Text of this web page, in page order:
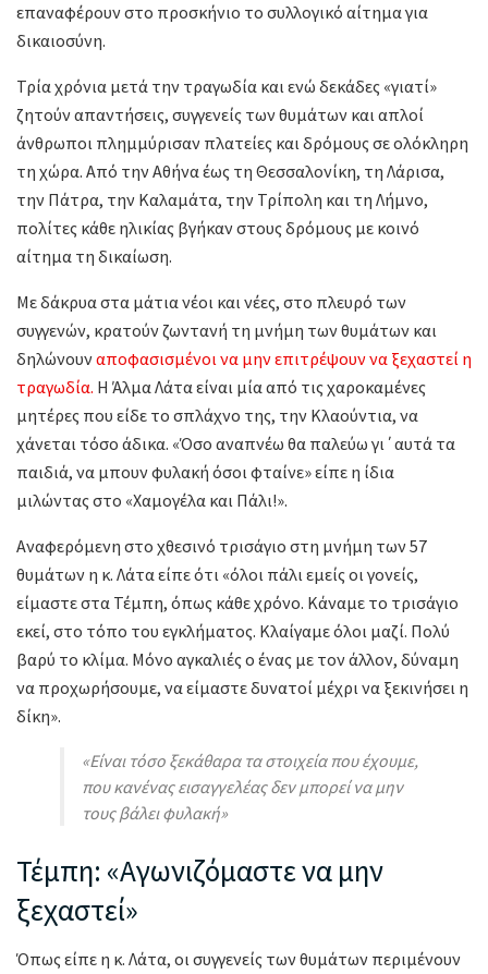
επαναφέρουν στο προσκήνιο το συλλογικό αίτημα για
δικαιοσύνη.
Τρία χρόνια μετά την τραγωδία και ενώ δεκάδες «γιατί»
ζητούν απαντήσεις, συγγενείς των θυμάτων και απλοί
άνθρωποι πλημμύρισαν πλατείες και δρόμους σε ολόκληρη
τη χώρα. Από την Αθήνα έως τη Θεσσαλονίκη, τη Λάρισα,
την Πάτρα, την Καλαμάτα, την Τρίπολη και τη Λήμνο,
πολίτες κάθε ηλικίας βγήκαν στους δρόμους με κοινό
αίτημα τη δικαίωση.
Με δάκρυα στα μάτια νέοι και νέες, στο πλευρό των
συγγενών, κρατούν ζωντανή τη μνήμη των θυμάτων και
δηλώνουναποφασισμένοι να μην επιτρέψουν να ξεχαστεί η
τραγωδία. Η Άλμα Λάτα είναι μία από τις χαροκαμένες
μητέρες που είδε το σπλάχνο της, την Κλαούντια, να
χάνεται τόσο άδικα. «Όσο αναπνέω θα παλεύω γι΄αυτά τα
παιδιά, να μπουν φυλακή όσοι φταίνε» είπε η ίδια
μιλώντας στο «Χαμογέλα και Πάλι!».
Αναφερόμενη στο χθεσινό τρισάγιο στη μνήμη των 57
θυμάτων η κ. Λάτα είπε ότι «όλοι πάλι εμείς οι γονείς,
είμαστε στα Τέμπη, όπως κάθε χρόνο. Κάναμε το τρισάγιο
εκεί, στο τόπο του εγκλήματος. Κλαίγαμε όλοι μαζί. Πολύ
βαρύ το κλίμα. Μόνο αγκαλιές ο ένας με τον άλλον, δύναμη
να προχωρήσουμε, να είμαστε δυνατοί μέχρι να ξεκινήσει η
δίκη».
«Είναι τόσο ξεκάθαρα τα στοιχεία που έχουμε,
που κανένας εισαγγελέας δεν μπορεί να μην
τους βάλει φυλακή»
Τέμπη: «Αγωνιζόμαστε να μην
ξεχαστεί»
Όπως είπε η κ. Λάτα, οι συγγενείς των θυμάτων περιμένουν